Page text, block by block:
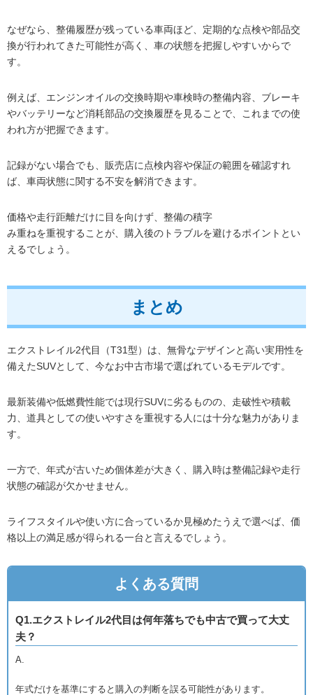
なぜなら、整備履歴が残っている車両ほど、定期的な点検や部品交
換が行われてきた可能性が高く、車の状態を把握しやすいからで
す。
例えば、エンジンオイルの交換時期や車検時の整備内容、ブレーキ
やバッテリーなど消耗部品の交換履歴を見ることで、これまでの使
われ方が把握できます。
記録がない場合でも、販売店に点検内容や保証の範囲を確認すれ
ば、車両状態に関する不安を解消できます。
価格や走行距離だけに目を向けず、整備の積字
み重ねを重視することが、購入後のトラブルを避けるポイントとい
えるでしょう。
まとめ
エクストレイル2代目（T31型）は、無骨なデザインと高い実用性を
備えたSUVとして、今なお中古市場で選ばれているモデルです。
最新装備や低燃費性能では現行SUVに劣るものの、走破性や積載
力、道具としての使いやすさを重視する人には十分な魅力がありま
す。
一方で、年式が古いため個体差が大きく、購入時は整備記録や走行
状態の確認が欠かせません。
ライフスタイルや使い方に合っているか見極めたうえで選べば、価
格以上の満足感が得られる一台と言えるでしょう。
よくある質問
Q1.エクストレイル2代目は何年落ちでも中古で買って大丈
夫？
A.
年式だけを基準にすると購入の判断を誤る可能性があります。